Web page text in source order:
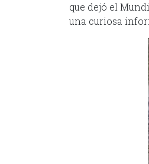
que dejó el
una curiosa